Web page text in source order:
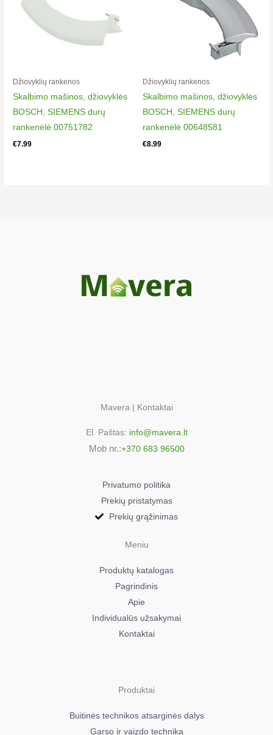
Džiovyklių rankenos​
Skalbimo mašinos, džiovyklės
BOSCH, SIEMENS durų
rankenėlė 00751782
€7.99
Džiovyklių rankenos​
Skalbimo mašinos, džiovyklės
BOSCH, SIEMENS durų
rankenėlė 00648581
€8.99
Mavera | Kontaktai
El. Paštas: info@mavera.lt
Mob nr.:+370 683 96500
Privatumo politika
Prekių pristatymas
Prekių grąžinimas
Meniu
Produktų katalogas
Pagrindinis
Apie
Individualūs užsakymai
Kontaktai
Produktai
Buitinės technikos atsarginės dalys
Garso ir vaizdo technika